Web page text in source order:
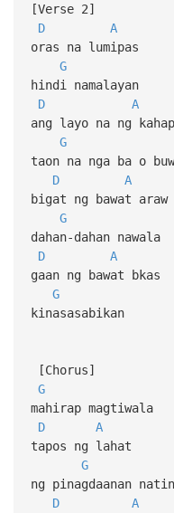
[Verse 2]
D
A
oras na lumipas
G
hindi namalayan
D
A
ang layo na ng
G
taon na nga ba o
D
A
bigat ng bawat araw
G
dahan-dahan nawala
D
A
gaan ng bawat bkas
G
kinasasabikan
[Chorus]
G
mahirap magtiwala
D
A
tapos ng lahat
G
ng pinagdaanan natin
D
A